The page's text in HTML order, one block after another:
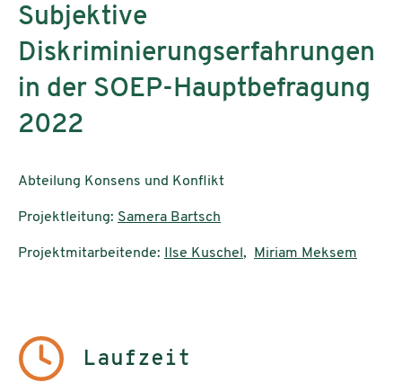
Subjektive
Diskriminierungserfahrungen
in der SOEP-Hauptbefragung
2022
Abteilung Konsens und Konflikt
Projektleitung: Samera Bartsch
Projektmitarbeitende: Ilse Kuschel , Miriam Meksem
Laufzeit